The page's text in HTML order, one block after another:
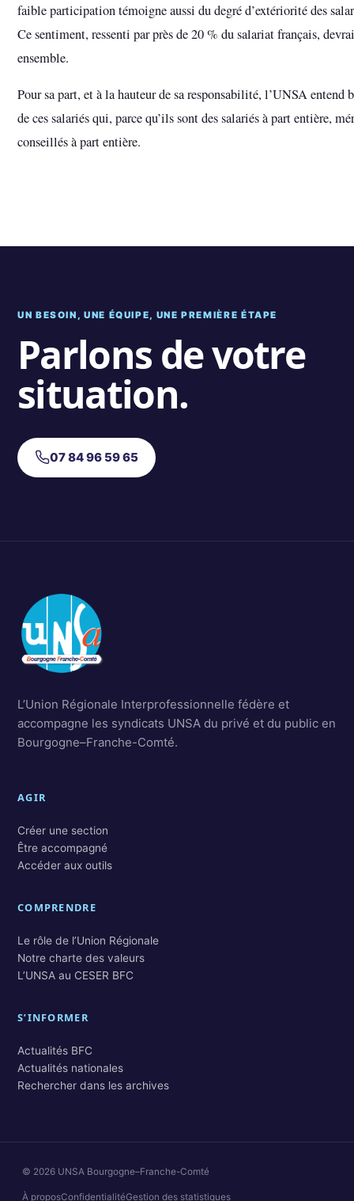
faible participation témoigne aussi du degré d’extériorité des
Ce sentiment, ressenti par près de 20 % du salariat français,
ensemble.
Pour sa part, et à la hauteur de sa responsabilité, l’UNSA entend
de ces salariés qui, parce qu’ils sont des salariés à part entière,
conseillés à part entière.
UN BESOIN, UNE ÉQUIPE, UNE PREMIÈRE ÉTAPE
Parlons de votre
situation.
07 84 96 59 65
L’Union Régionale Interprofessionnelle fédère et
accompagne les syndicats UNSA du privé et du public en
Bourgogne–Franche-Comté.
AGIR
Créer une section
Être accompagné
Accéder aux outils
COMPRENDRE
Le rôle de l’Union Régionale
Notre charte des valeurs
L’UNSA au CESER BFC
S’INFORMER
Actualités BFC
Actualités nationales
Rechercher dans les archives
© 2026 UNSA Bourgogne–Franche-Comté
À proposConfidentialitéGestion des statistiques